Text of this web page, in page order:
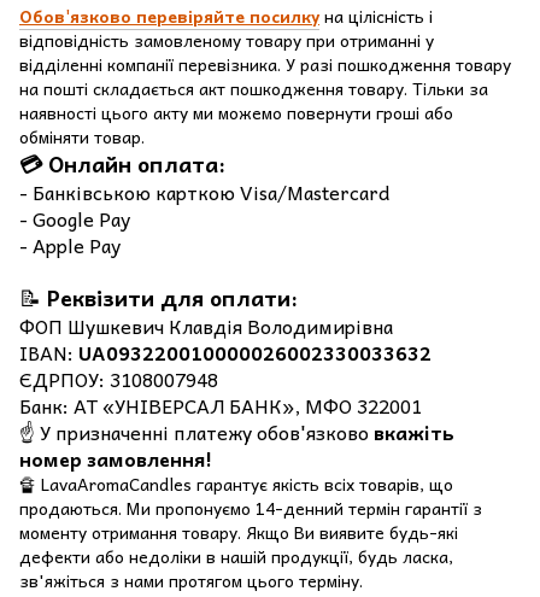
Обов'язково перевіряйте посилкуна цілісність і
відповідність замовленому товару при отриманні у
відділенні компанії перевізника. У разі пошкодження товару
на пошті складається акт пошкодження товару. Тільки за
наявності цього акту ми можемо повернути гроші або
обміняти товар.
💳 Онлайн оплата:
- Банківською карткою Visa/Mastercard
- Google Pay
- Apple Pay
📝 Реквізити для оплати:
ФОП Шушкевич Клавдія Володимирівна
IBAN: UA093220010000026002330033632
ЄДРПОУ: 3108007948
Банк: АТ «УНІВЕРСАЛ БАНК», МФО 322001
☝️ У призначенні платежу обов'язково вкажіть
номер замовлення!
🔏 LavaAromaCandles гарантує якість всіх товарів, що
продаються. Ми пропонуємо 14-денний термін гарантії з
моменту отримання товару. Якщо Ви виявите будь-які
дефекти або недоліки в нашій продукції, будь ласка,
зв'яжіться з нами протягом цього терміну.